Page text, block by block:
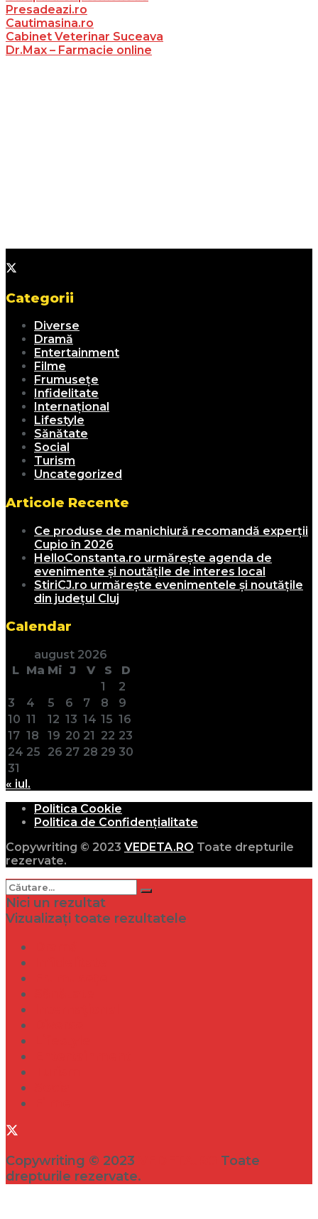
Presadeazi.ro
Cautimasina.ro
Cabinet Veterinar Suceava
Dr.Max – Farmacie online
Categorii
Diverse
Dramă
Entertainment
Filme
Frumusețe
Infidelitate
Internațional
Lifestyle
Sănătate
Social
Turism
Uncategorized
Articole Recente
Ce produse de manichiură recomandă experții
Cupio în 2026
HelloConstanta.ro urmărește agenda de
evenimente și noutățile de interes local
StiriCJ.ro urmărește evenimentele și noutățile
din județul Cluj
Calendar
august 2026
L Ma Mi J V S
D
1
2
3
4 5 6 7 8
9
10 11 12 13 14 15 16
17 18 19 20 21 22 23
24 25 26 27 28 29 30
31
« iul.
Politica Cookie
Politica de Confidențialitate
Copywriting © 2023 VEDETA.RO Toate drepturile
rezervate.
Nici un rezultat
Vizualizați toate rezultatele
Copywriting © 2023
Toate
drepturile rezervate.